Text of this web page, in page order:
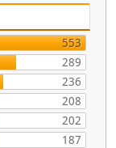
553
289
236
208
202
187